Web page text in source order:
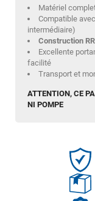
Matériel
Compatible
intermédiaire)
Construction
Excellente
facilité
Transport et
ATTENTION, CE
NI POMPE